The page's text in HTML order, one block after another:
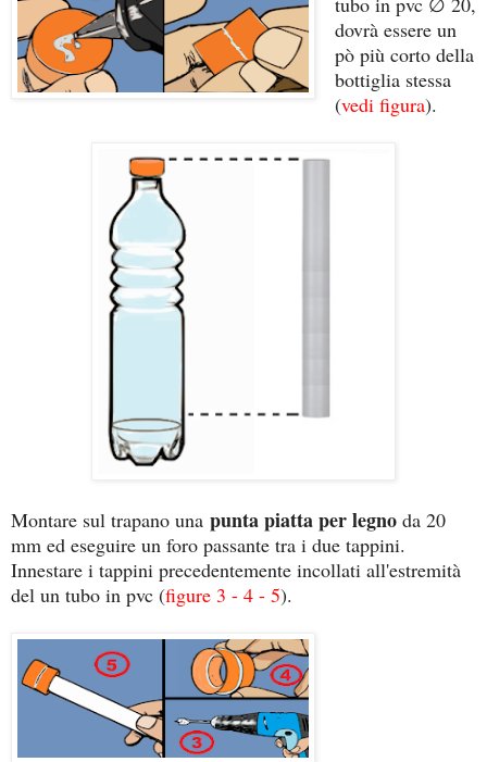
dovrà essere un
pò più corto della
bottiglia stessa
(vedi figura).
Montare sul trapano una punta piatta per legno da 20
mm ed eseguire un foro passante tra i due tappini.
Innestare i tappini precedentemente incollati all'estremità
del un tubo in pvc (figure 3 - 4 - 5).